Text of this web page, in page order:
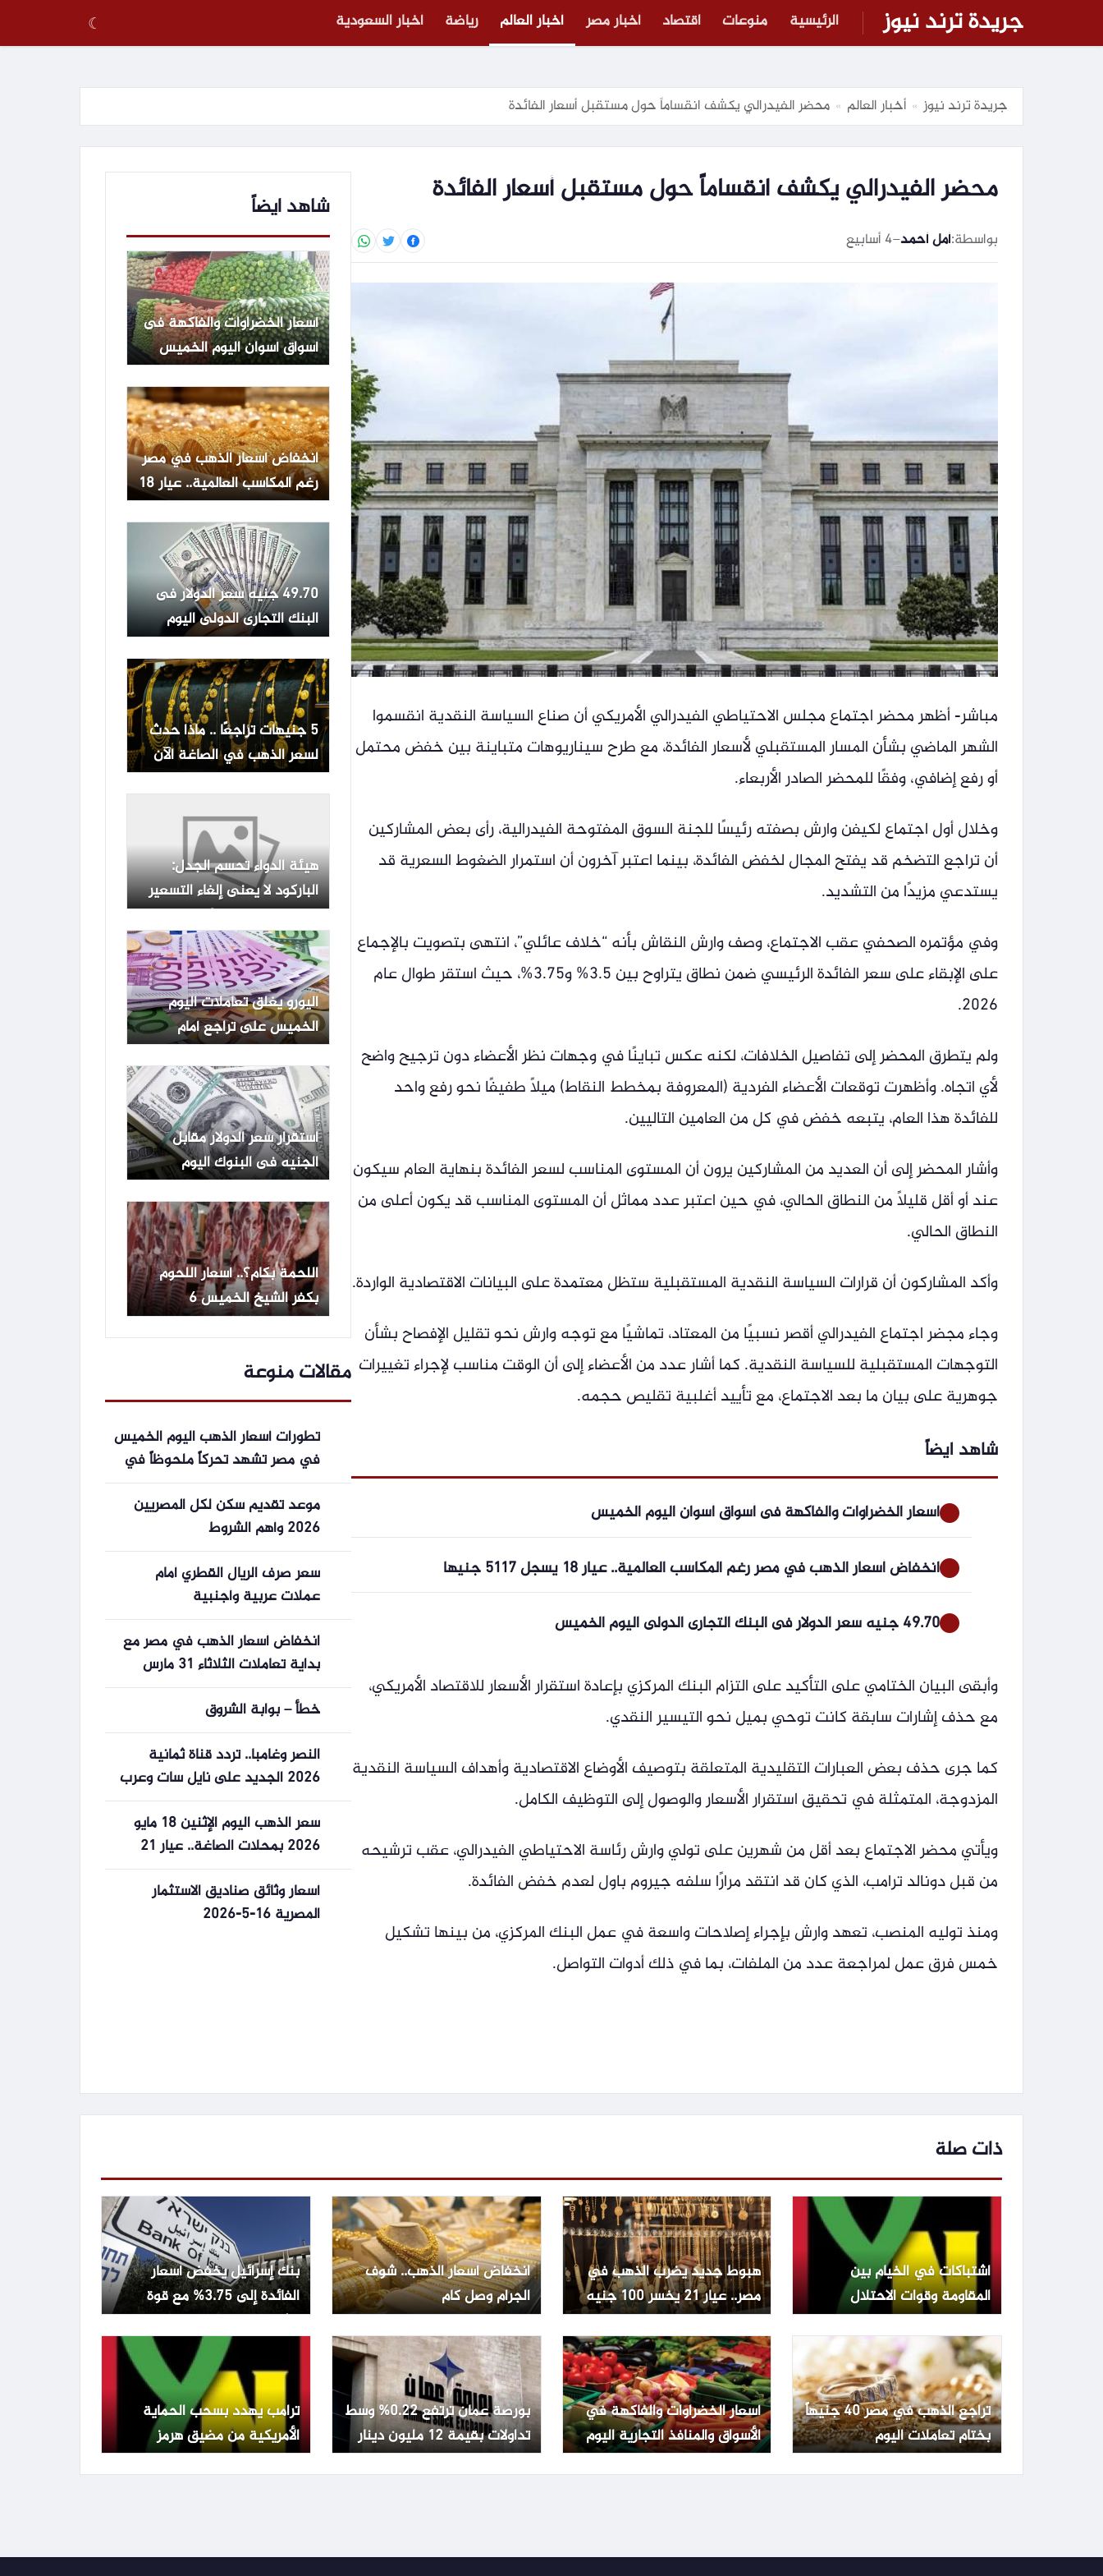
جريدة ترند نيوز الرئيسية منوعات اقتصاد أخبار مصر أخبار العالم رياضة أخبار السعودية ☾
جريدة ترند نيوز » أخبار العالم » محضر الفيدرالي يكشف انقساماً حول مستقبل أسعار الفائدة
محضر الفيدرالي يكشف انقساماً حول مستقبل أسعار الفائدة
بواسطة:أمل أحمد–4 أسابيع
مباشر- أظهر محضر اجتماع مجلس الاحتياطي الفيدرالي الأمريكي أن صناع السياسة النقدية انقسموا
الشهر الماضي بشأن المسار المستقبلي لأسعار الفائدة، مع طرح سيناريوهات متباينة بين خفض محتمل
أو رفع إضافي، وفقًا للمحضر الصادر الأربعاء.
وخلال أول اجتماع لكيفن وارش بصفته رئيسًا للجنة السوق المفتوحة الفيدرالية، رأى بعض المشاركين
أن تراجع التضخم قد يفتح المجال لخفض الفائدة، بينما اعتبر آخرون أن استمرار الضغوط السعرية قد
يستدعي مزيدًا من التشديد.
وفي مؤتمره الصحفي عقب الاجتماع، وصف وارش النقاش بأنه “خلاف عائلي”، انتهى بتصويت بالإجماع
على الإبقاء على سعر الفائدة الرئيسي ضمن نطاق يتراوح بين 3.5% و3.75%، حيث استقر طوال عام
2026.
ولم يتطرق المحضر إلى تفاصيل الخلافات، لكنه عكس تباينًا في وجهات نظر الأعضاء دون ترجيح واضح
لأي اتجاه. وأظهرت توقعات الأعضاء الفردية (المعروفة بمخطط النقاط) ميلًا طفيفًا نحو رفع واحد
للفائدة هذا العام، يتبعه خفض في كل من العامين التاليين.
وأشار المحضر إلى أن العديد من المشاركين يرون أن المستوى المناسب لسعر الفائدة بنهاية العام سيكون
عند أو أقل قليلًا من النطاق الحالي، في حين اعتبر عدد مماثل أن المستوى المناسب قد يكون أعلى من
النطاق الحالي.
وأكد المشاركون أن قرارات السياسة النقدية المستقبلية ستظل معتمدة على البيانات الاقتصادية الواردة.
وجاء مجضر اجتماع الفيدرالي أقصر نسبيًا من المعتاد، تماشيًا مع توجه وارش نحو تقليل الإفصاح بشأن
التوجهات المستقبلية للسياسة النقدية. كما أشار عدد من الأعضاء إلى أن الوقت مناسب لإجراء تغييرات
جوهرية على بيان ما بعد الاجتماع، مع تأييد أغلبية تقليص حجمه.
شاهد ايضاً
أسعار الخضراوات والفاكهة فى أسواق أسوان اليوم الخميس
انخفاض أسعار الذهب في مصر رغم المكاسب العالمية.. عيار 18 يسجل 5117 جنيها
49.70 جنيه سعر الدولار فى البنك التجارى الدولى اليوم الخميس
وأبقى البيان الختامي على التأكيد على التزام البنك المركزي بإعادة استقرار الأسعار للاقتصاد الأمريكي،
مع حذف إشارات سابقة كانت توحي بميل نحو التيسير النقدي.
كما جرى حذف بعض العبارات التقليدية المتعلقة بتوصيف الأوضاع الاقتصادية وأهداف السياسة النقدية
المزدوجة، المتمثلة في تحقيق استقرار الأسعار والوصول إلى التوظيف الكامل.
ويأتي محضر الاجتماع بعد أقل من شهرين على تولي وارش رئاسة الاحتياطي الفيدرالي، عقب ترشيحه
من قبل دونالد ترامب، الذي كان قد انتقد مرارًا سلفه جيروم باول لعدم خفض الفائدة.
ومنذ توليه المنصب، تعهد وارش بإجراء إصلاحات واسعة في عمل البنك المركزي، من بينها تشكيل
خمس فرق عمل لمراجعة عدد من الملفات، بما في ذلك أدوات التواصل.
شاهد ايضاً
أسعار الخضراوات والفاكهة فى
أسواق أسوان اليوم الخميس
انخفاض أسعار الذهب في مصر
رغم المكاسب العالمية.. عيار 18
يسجل 5117 جنيها
49.70 جنيه سعر الدولار فى
البنك التجارى الدولى اليوم
الخميس
5 جنيهات تراجعًا .. ماذا حدث
لسعر الذهب في الصاغة الآن
هيئة الدواء تحسم الجدل:
الباركود لا يعنى إلغاء التسعير
الجبري.. ياسين رجائى: السعر
المطبوع على عبوة الدواء
سيبقى مدونًا بشكل واضح ولن
يُحذف.. وإطلاق المرحلة الثانية
من نظام التتبع الدوائي لتشمل
12 ألف صنف محلي
اليورو يغلق تعاملات اليوم
الخميس على تراجع أمام
الجنيه بالبنوك المصرية
استقرار سعر الدولار مقابل
الجنيه فى البنوك اليوم
الخميس
اللحمة بكام؟.. أسعار اللحوم
بكفر الشيخ الخميس 6
أغسطس 2026
مقالات منوعة
تطورات أسعار الذهب اليوم الخميس
في مصر تشهد تحركاً ملحوظاً في
عيار 21
موعد تقديم سكن لكل المصريين
2026 وأهم الشروط
سعر صرف الريال القطري أمام
عملات عربية وأجنبية
انخفاض أسعار الذهب في مصر مع
بداية تعاملات الثلاثاء 31 مارس
2026
خطأ – بوابة الشروق
النصر وغامبا.. تردد قناة ثمانية
2026 الجديد على نايل سات وعرب
سات وخطوات تنزيل القناة
سعر الذهب اليوم الإثنين 18 مايو
2026 بمحلات الصاغة.. عيار 21
بكام | أسعار السلع
أسعار وثائق صناديق الاستثمار
المصرية 16-5-2026
ذات صلة
اشتباكات في الخيام بين
المقاومة وقوات الاحتلال
هبوط جديد يضرب الذهب في
مصر.. عيار 21 يخسر 100 جنيه
انخفاض أسعار الذهب.. شوف
الجرام وصل كام
بنك إسرائيل يخفض أسعار
الفائدة إلى 3.75% مع قوة
الشيكل وتراجع التضخم
تراجع الذهب في مصر 40 جنيهاً
بختام تعاملات اليوم
أسعار الخضراوات والفاكهة في
الأسواق والمنافذ التجارية اليوم
الجمعة 3 يوليو 2026
بورصة عمان ترتفع 0.22% وسط
تداولات بقيمة 12 مليون دينار
ترامب يهدد بسحب الحماية
الأمريكية من مضيق هرمز
ويطالب الدول المعنية بالدفاع